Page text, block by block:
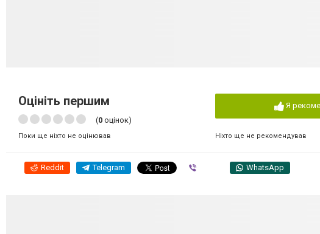
Оцініть першим
(0 оцінок)
Поки ще ніхто не оцінював
Я
Ніхто ще не рекомендував
Reddit Telegram WhatsApp